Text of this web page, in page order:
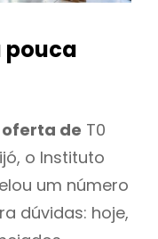
pouca
oferta de T0
o Instituto
um número
dúvidas: hoje,